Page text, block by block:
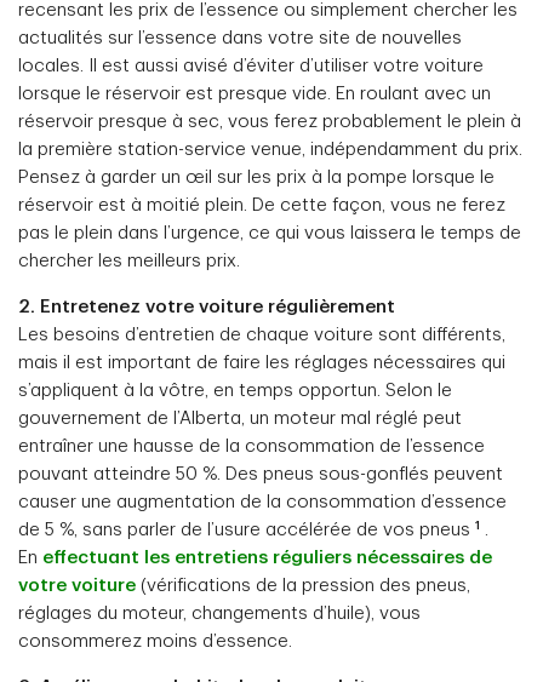
recensant les prix de l’essence ou simplement chercher les
actualités sur l’essence dans votre site de nouvelles
locales. Il est aussi avisé d’éviter d’utiliser votre voiture
lorsque le réservoir est presque vide. En roulant avec un
réservoir presque à sec, vous ferez probablement le plein à
la première station-service venue, indépendamment du prix.
Pensez à garder un œil sur les prix à la pompe lorsque le
réservoir est à moitié plein. De cette façon, vous ne ferez
pas le plein dans l’urgence, ce qui vous laissera le temps de
chercher les meilleurs prix.
2. Entretenez votre voiture régulièrement
Les besoins d’entretien de chaque voiture sont différents,
mais il est important de faire les réglages nécessaires qui
s’appliquent à la vôtre, en temps opportun. Selon le
gouvernement de l’Alberta, un moteur mal réglé peut
entraîner une hausse de la consommation de l’essence
pouvant atteindre 50 %. Des pneus sous-gonflés peuvent
causer une augmentation de la consommation d’essence
de 5 %, sans parler de l’usure accélérée de vos pneus 1
.
En effectuant les entretiens réguliers nécessaires de
votre voiture (vérifications de la pression des pneus,
réglages du moteur, changements d’huile), vous
consommerez moins d’essence.